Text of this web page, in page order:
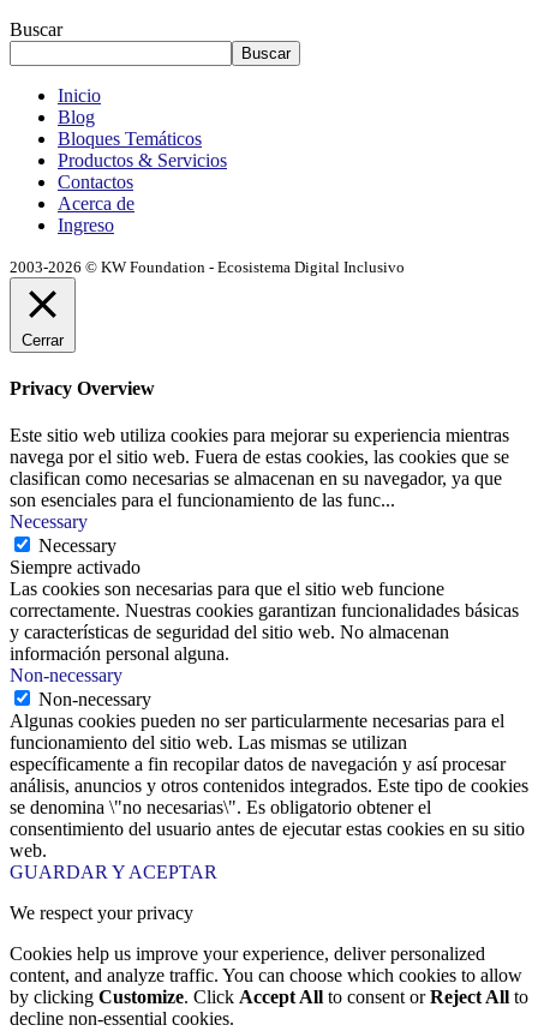
Buscar
Buscar
Inicio
Blog
Bloques Temáticos
Productos & Servicios
Contactos
Acerca de
Ingreso
2003-2026 © KW Foundation - Ecosistema Digital Inclusivo
Cerrar
Privacy Overview
Este sitio web utiliza cookies para mejorar su experiencia mientras
navega por el sitio web. Fuera de estas cookies, las cookies que se
clasifican como necesarias se almacenan en su navegador, ya que
son esenciales para el funcionamiento de las func...
Necessary
Necessary
Siempre activado
Las cookies son necesarias para que el sitio web funcione
correctamente. Nuestras cookies garantizan funcionalidades básicas
y características de seguridad del sitio web. No almacenan
información personal alguna.
Non-necessary
Non-necessary
Algunas cookies pueden no ser particularmente necesarias para el
funcionamiento del sitio web. Las mismas se utilizan
específicamente a fin recopilar datos de navegación y así procesar
análisis, anuncios y otros contenidos integrados. Este tipo de cookies
se denomina \"no necesarias\". Es obligatorio obtener el
consentimiento del usuario antes de ejecutar estas cookies en su sitio
web.
GUARDAR Y ACEPTAR
We respect your privacy
Cookies help us improve your experience, deliver personalized
content, and analyze traffic. You can choose which cookies to allow
by clicking Customize. Click Accept All to consent orReject All to
decline non-essential cookies.